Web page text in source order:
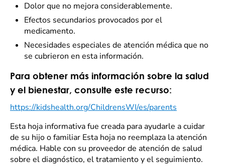
Dolor que no mejora considerablemente.
Efectos secundarios provocados por el
medicamento.
Necesidades especiales de atención médica que no
se cubrieron en esta información.
Para obtener más información sobre la salud
y el bienestar, consulte este recurso:
https://kidshealth.org/ChildrensWI/es/parents
Esta hoja informativa fue creada para ayudarle a cuidar
de su hijo o familiar Esta hoja no reemplaza la atención
médica. Hable con su proveedor de atención de salud
sobre el diagnóstico, el tratamiento y el seguimiento.